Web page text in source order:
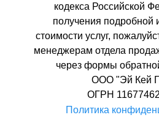
кодекса Российской
получения
стоимости услуг,
менеджерам отдела
через формы
ООО "Эй Кей
ОГРН
Политика